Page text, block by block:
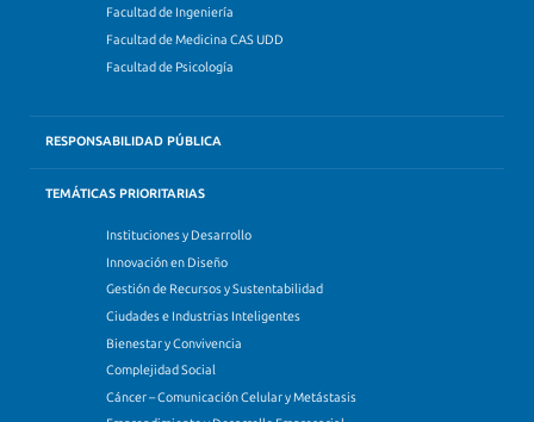
Facultad de Ingeniería
Facultad de Medicina CAS UDD
Facultad de Psicología
RESPONSABILIDAD PÚBLICA
TEMÁTICAS PRIORITARIAS
Instituciones y Desarrollo
Innovación en Diseño
Gestión de Recursos y Sustentabilidad
Ciudades e Industrias Inteligentes
Bienestar y Convivencia
Complejidad Social
Cáncer – Comunicación Celular y Metástasis